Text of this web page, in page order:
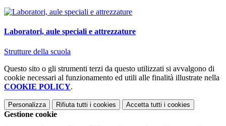
Laboratori, aule speciali e attrezzature
Strutture della scuola
Questo sito o gli strumenti terzi da questo utilizzati si avvalgono di
cookie necessari al funzionamento ed utili alle finalità illustrate nella
COOKIE POLICY.
Personalizza Rifiuta tutti i cookies Accetta tutti i cookies
Gestione cookie